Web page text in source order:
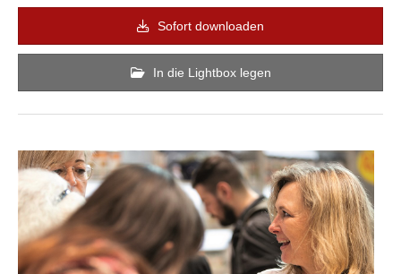
Sofort downloaden
In die Lightbox legen